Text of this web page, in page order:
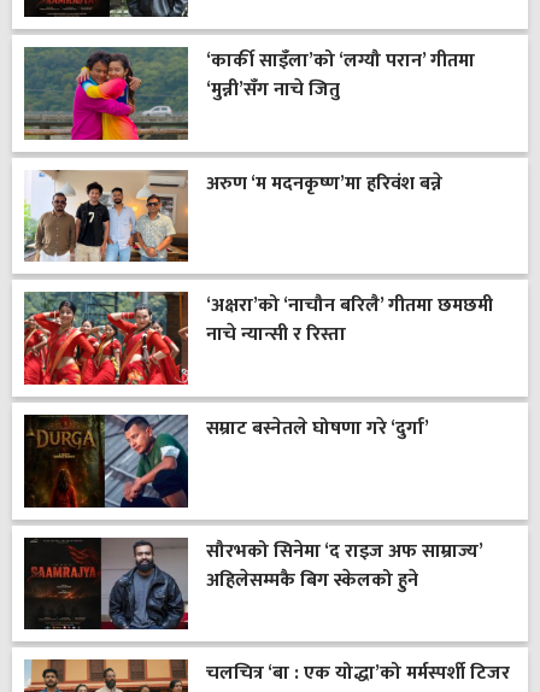
‘कार्की साइँला’को ‘लग्यौ परान’ गीतमा
‘मुन्नी’सँग नाचे जितु
अरुण ‘म मदनकृष्ण’मा हरिवंश बन्ने
‘अक्षरा’को ‘नाचौन बरिलै’ गीतमा छमछमी
नाचे न्यान्सी र रिस्ता
सम्राट बस्नेतले घोषणा गरे ‘दुर्गा’
सौरभको सिनेमा ‘द राइज अफ साम्राज्य’
अहिलेसम्मकै बिग स्केलको हुने
चलचित्र ‘बा : एक योद्धा’को मर्मस्पर्शी टिजर